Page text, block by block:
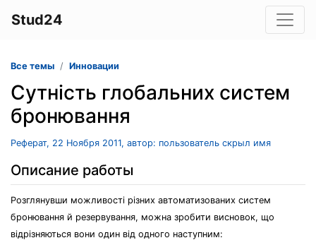
Stud24
Все темы Инновации
Cутність глобальних систем
бронювання
Реферат, 22 Ноября 2011, автор: пользователь скрыл имя
Описание работы
Розглянувши можливості різних автоматизованих систем
бронювання й резервування, можна зробити висновок, що
відрізняються вони один від одного наступним: